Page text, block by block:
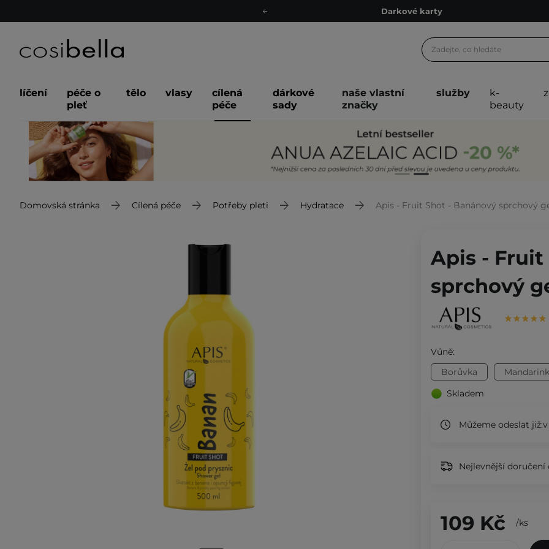
Ekologické balení
Doporučovací Program
Odeslání do 24 hod.
Ekologické balení
líčení
péče o
pleť
tělo vlasy
cílená
péče
dárkové
sady
naše vlastní
značky
služby
k-
beauty
Domovská stránka Cílená péče Potřeby pleti Hydratace Apis - Fruit Shot - Banánový sprchový
Apis - Fruit
sprchový
Vůně:
Borůvka
Skladem
Můžeme odeslat již:
Nejlevnější doručení
109 Kč /ks